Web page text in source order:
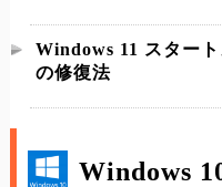
Windows 11 スター
の修復法
Windows